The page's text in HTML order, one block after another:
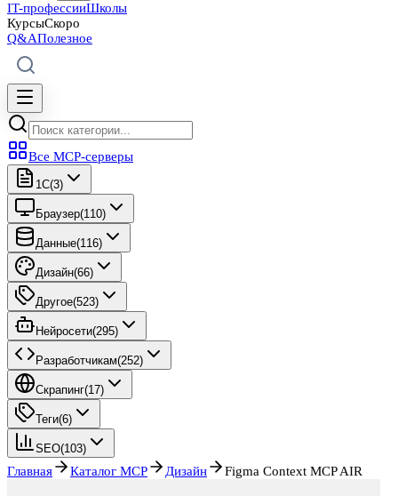
IT-профессииШколы
КурсыСкоро
Q&AПолезное
Все MCP-серверы
1C(3)
Браузер(110)
Данные(116)
Дизайн(66)
Другое(523)
Нейросети(295)
Разработчикам(252)
Скрапинг(17)
Теги(6)
SEO(103)
Главная Каталог MCP Дизайн Figma Context MCP AIR